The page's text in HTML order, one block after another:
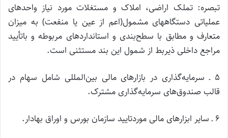
تبصره: تملک اراضی، املاک و مستغلات مورد نیاز واحدهای
عملیاتی دستگاههای مشمول(اعم از عین یا منفعت) به میزان
متعارف و مطابق با سطح‌بندی و استانداردهای مربوطه و باتأیید
مراجع داخلی ذیربط از شمول این بند مستثنی است.
۵ ـ سرمایه‌گذاری در بازارهای مالی بین‌المللی شامل سهام در
قالب صندوق‌های سرمایه‌گذاری مشترک.
۶ ـ سایر ابزارهای مالی موردتایید سازمان بورس و اوراق بهادار.